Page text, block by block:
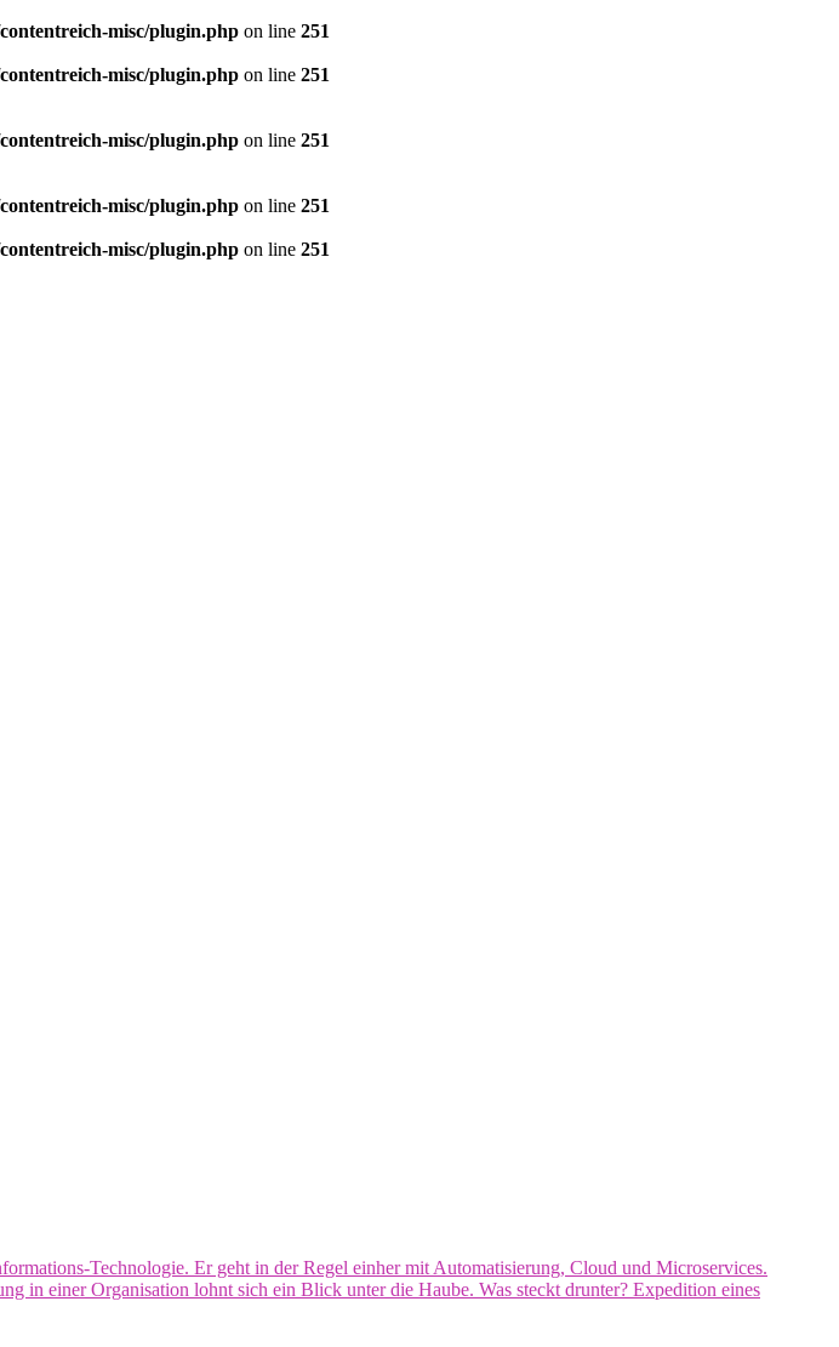
misc/plugin.php on line 251
misc/plugin.php on line 251
misc/plugin.php on line 251
misc/plugin.php on line 251
misc/plugin.php on line 251
Technologie. Er geht in der Regel einher mit Automatisierung, Cloud und Microservices.
in einer Organisation lohnt sich ein Blick unter die Haube. Was steckt drunter? Expedition eines